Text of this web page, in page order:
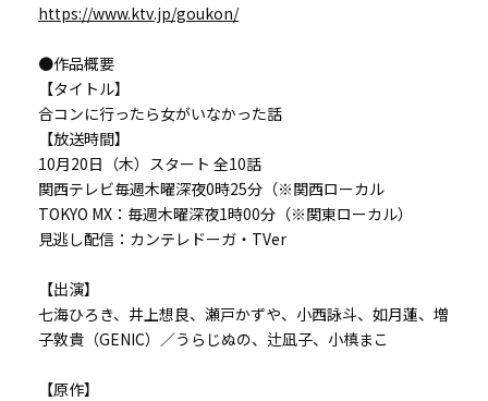
https://www.ktv.jp/goukon/
●作品概要
【タイトル】
合コンに行ったら女がいなかった話
【放送時間】
10月20日（木）スタート 全10話
関西テレビ毎週木曜深夜0時25分（※関西ローカル
TOKYO MX：毎週木曜深夜1時00分（※関東ローカル）
見逃し配信：カンテレドーガ・TVer
【出演】
七海ひろき、井上想良、瀬戸かずや、小西詠斗、如月蓮、増
子敦貴（GENIC）／うらじぬの、辻凪子、小槙まこ
【原作】